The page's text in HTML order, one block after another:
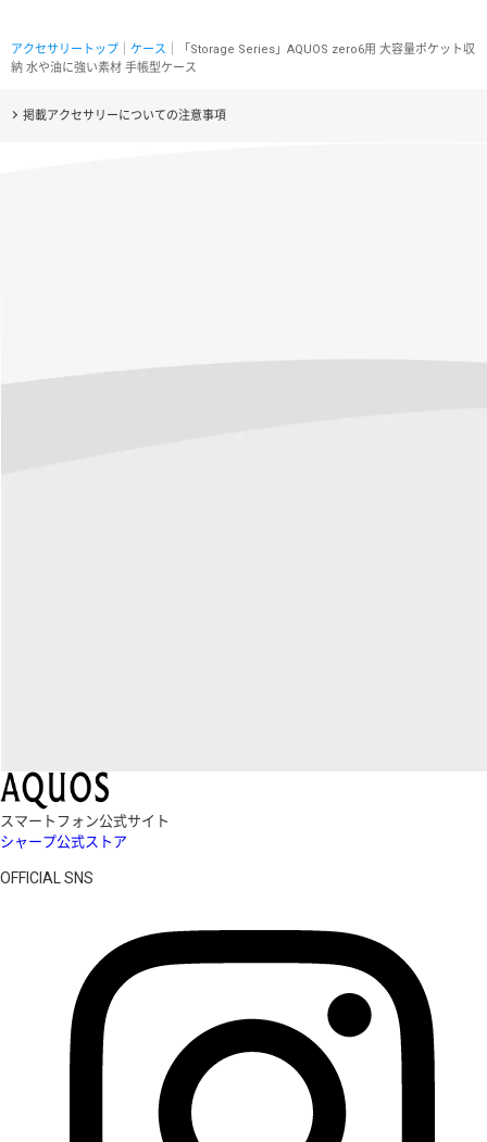
アクセサリートップ ケース ｜「Storage Series」AQUOS zero6用 大容量ポケット収
納 水や油に強い素材 手帳型ケース
掲載アクセサリーについての注意事項
スマートフォン公式サイト
シャープ公式ストア
OFFICIAL SNS